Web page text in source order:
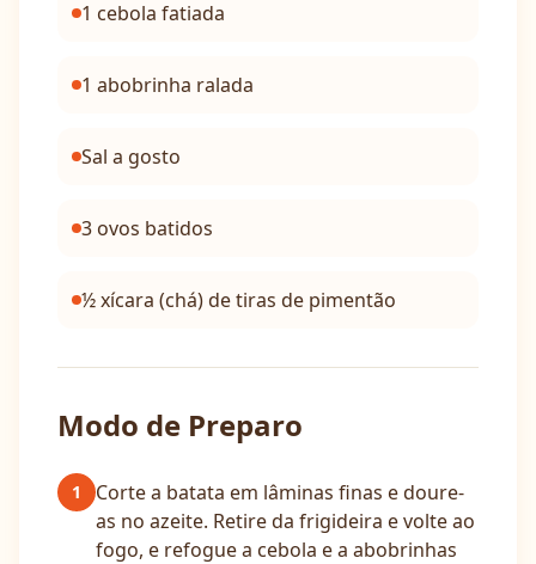
1 cebola fatiada
1 abobrinha ralada
Sal a gosto
3 ovos batidos
½ xícara (chá) de tiras de pimentão
Modo de Preparo
1
Corte a batata em lâminas finas e doure-
as no azeite. Retire da frigideira e volte ao
fogo, e refogue a cebola e a abobrinhas